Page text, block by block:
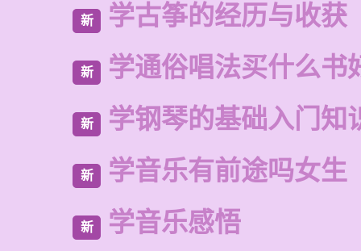
新 学古筝的经历与收获
新 学通俗唱法买什么书
新 学钢琴的基础入门知
新 学音乐有前途吗女生
新 学音乐感悟